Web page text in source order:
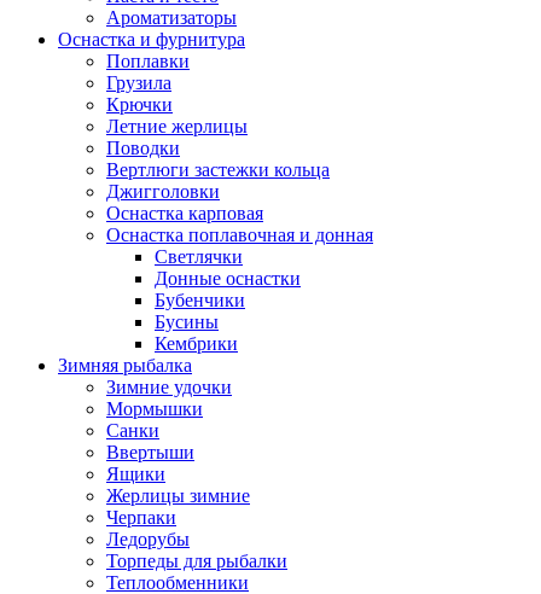
Ароматизаторы
Оснастка и фурнитура
Поплавки
Грузила
Крючки
Летние жерлицы
Поводки
Вертлюги застежки кольца
Джигголовки
Оснастка карповая
Оснастка поплавочная и донная
Светлячки
Донные оснастки
Бубенчики
Бусины
Кембрики
Зимняя рыбалка
Зимние удочки
Мормышки
Санки
Ввертыши
Ящики
Жерлицы зимние
Черпаки
Ледорубы
Торпеды для рыбалки
Теплообменники